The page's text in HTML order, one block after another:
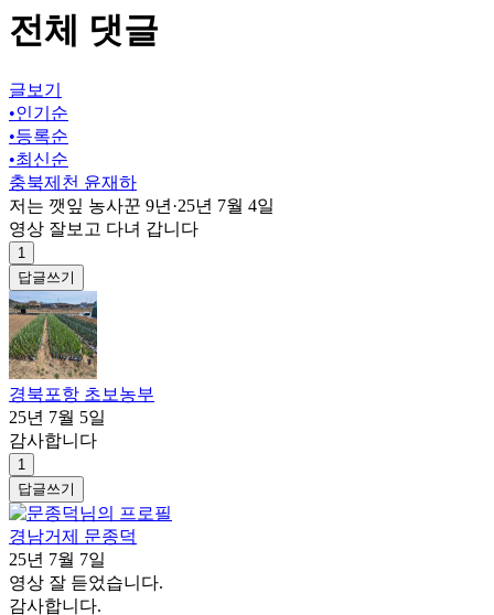
전체 댓글
글보기
•인기순
•등록순
•최신순
충북제천 윤재하
저는 깻잎 농사꾼 9년 ·25년 7월 4일
영상 잘보고 다녀 갑니다
1
답글쓰기
경북포항 초보농부
25년 7월 5일
감사합니다
1
답글쓰기
경남거제 문종덕
25년 7월 7일
영상 잘 듣었습니다.
감사합니다.